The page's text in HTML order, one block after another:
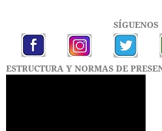
SÍGUENOS
ESTRUCTURA Y NORMAS DE